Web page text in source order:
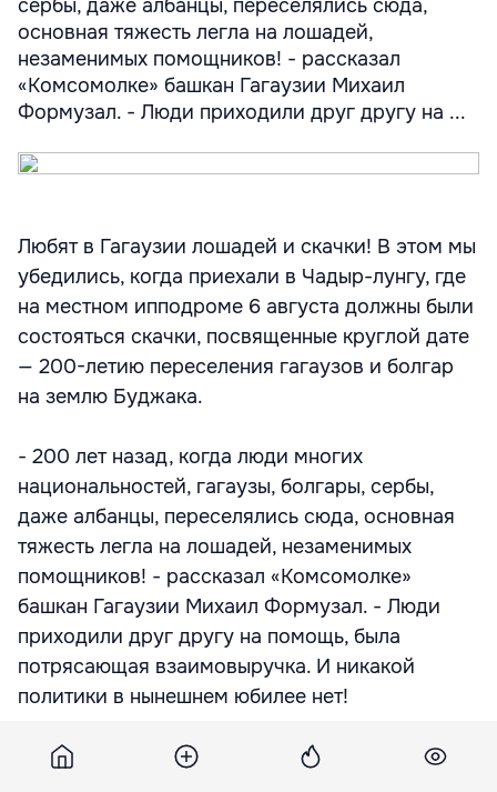
сербы, даже албанцы, переселялись сюда,
основная тяжесть легла на лошадей,
незаменимых помощников! - рассказал
«Комсомолке» башкан Гагаузии Михаил
Формузал. - Люди приходили друг другу на ...
Любят в Гагаузии лошадей и скачки! В этом мы
убедились, когда приехали в Чадыр-лунгу, где
на местном ипподроме 6 августа должны были
состояться скачки, посвященные круглой дате
— 200-летию переселения гагаузов и болгар
на землю Буджака.
- 200 лет назад, когда люди многих
национальностей, гагаузы, болгары, сербы,
даже албанцы, переселялись сюда, основная
тяжесть легла на лошадей, незаменимых
помощников! - рассказал «Комсомолке»
башкан Гагаузии Михаил Формузал. - Люди
приходили друг другу на помощь, была
потрясающая взаимовыручка. И никакой
политики в нынешнем юбилее нет!
Михаил Макарович сел в фаэтон, запряженный